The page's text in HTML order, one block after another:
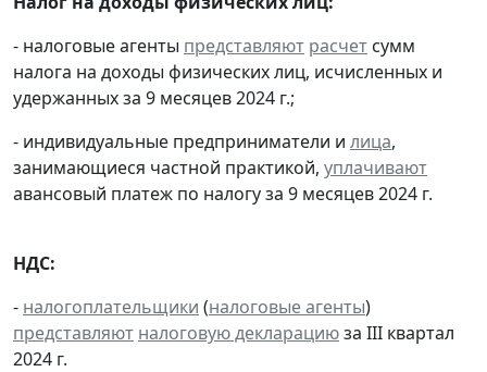
- налоговые агенты представляют расчет сумм
налога на доходы физических лиц, исчисленных и
удержанных за 9 месяцев 2024 г.;
- индивидуальные предприниматели и лица,
занимающиеся частной практикой, уплачивают
авансовый платеж по налогу за 9 месяцев 2024 г.
НДС:
- налогоплательщики (налоговые агенты)
представляют налоговую декларациюза III квартал
2024 г.